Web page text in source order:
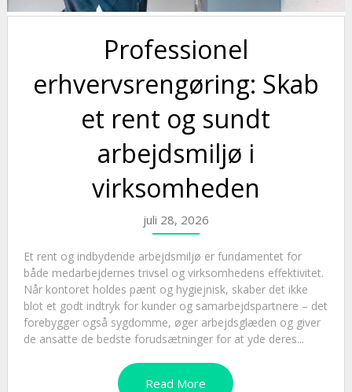
Professionel
erhvervsrengøring: Skab
et rent og sundt
arbejdsmiljø i
virksomheden
juli 28, 2026
Et rent og indbydende arbejdsmiljø er fundamentet for
både medarbejdernes trivsel og virksomhedens effektivitet.
Når kontoret holdes pænt og hygiejnisk, skaber det ikke
blot et godt indtryk for kunder og samarbejdspartnere – det
forebygger også sygdomme, øger arbejdsglæden og giver
de ansatte de bedste forudsætninger for at yde deres...
Read More